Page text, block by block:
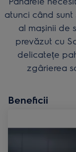
atunci când
al mașinii de
prevăzut cu
delicatețe
zgârierea
Beneficii